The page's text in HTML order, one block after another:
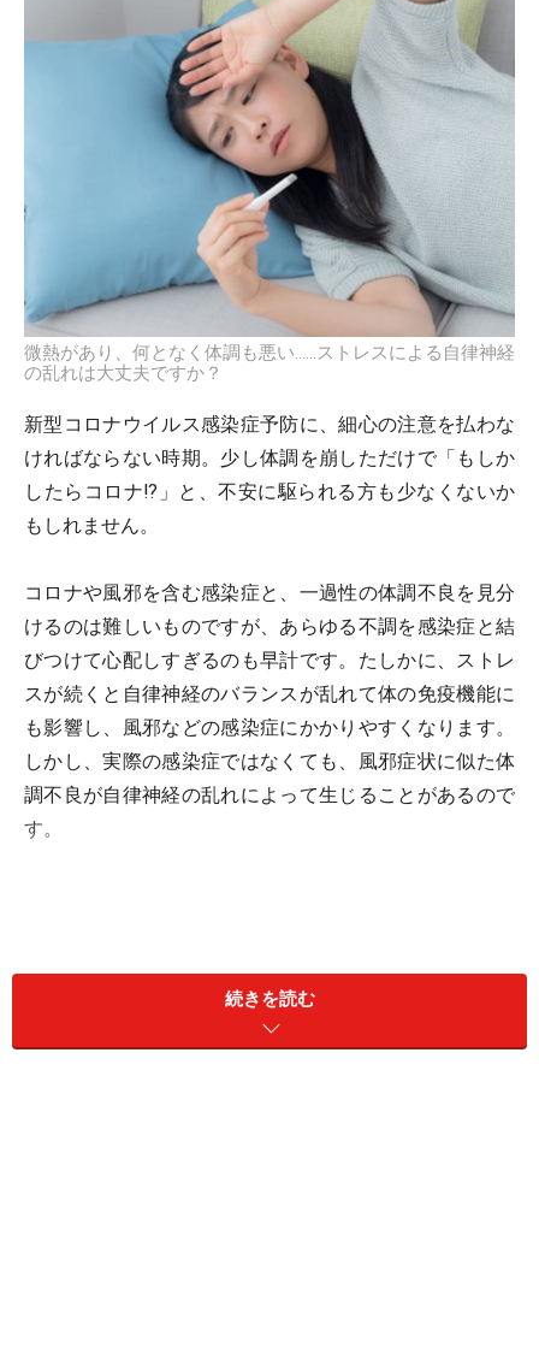
微熱があり、何となく体調も悪い……ストレスによる自律神経
の乱れは大丈夫ですか？
新型コロナウイルス感染症予防に、細心の注意を払わな
ければならない時期。少し体調を崩しただけで「もしか
したらコロナ!?」と、不安に駆られる方も少なくないか
もしれません。
コロナや風邪を含む感染症と、一過性の体調不良を見分
けるのは難しいものですが、あらゆる不調を感染症と結
びつけて心配しすぎるのも早計です。たしかに、ストレ
スが続くと自律神経のバランスが乱れて体の免疫機能に
も影響し、風邪などの感染症にかかりやすくなります。
しかし、実際の感染症ではなくても、風邪症状に似た体
調不良が自律神経の乱れによって生じることがあるので
す。
続きを読む